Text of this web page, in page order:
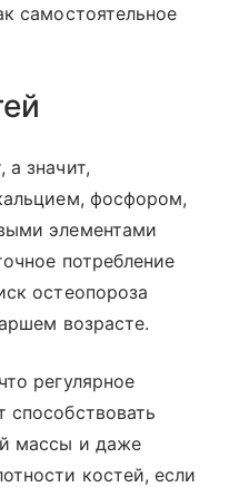
самостоятельное
значит,
фосфором,
элементами
потребление
остеопороза
возрасте.
регулярное
массы и даже
костей, если